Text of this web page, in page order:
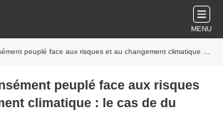
MENU
peuplé face aux risques et au changement climatique : le cas de du Bangladesh
peuplé face aux risques
climatique : le cas de du